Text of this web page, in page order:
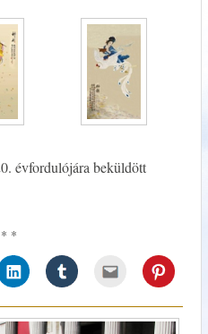
évfordulójára beküldött
*